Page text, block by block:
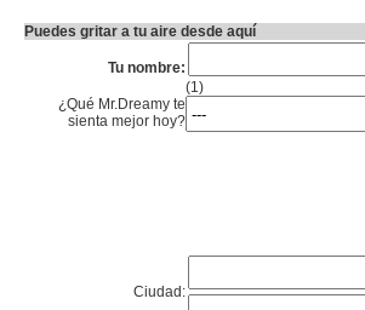
Puedes gritar a tu aire desde aquí
Tu nombre:
(1)
¿Qué Mr.Dreamy te
sienta mejor hoy?
Ciudad: